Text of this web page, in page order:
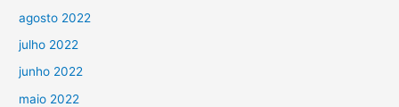
agosto 2022
julho 2022
junho 2022
maio 2022